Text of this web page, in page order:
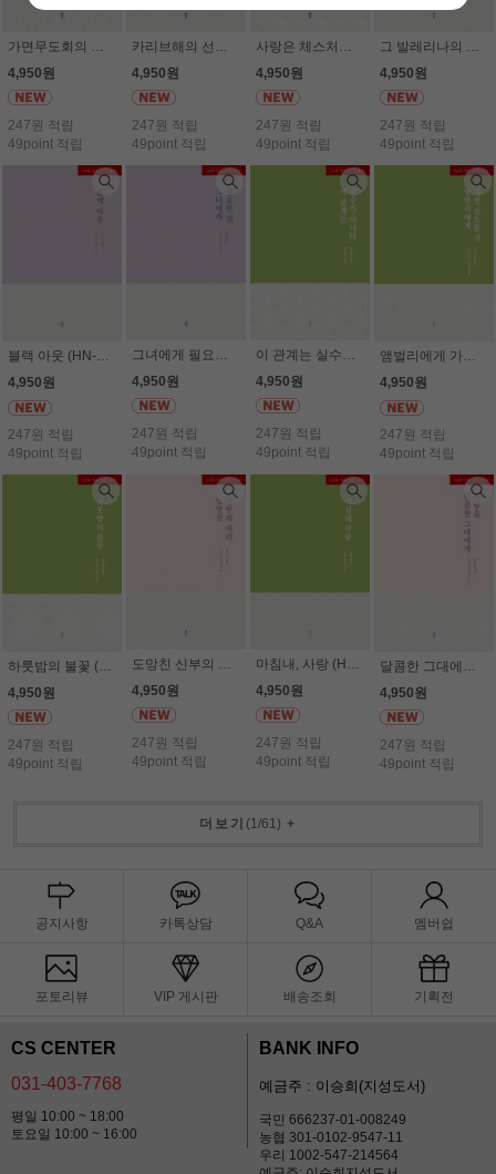
가면무도회의 진실 (HN-255) (19세) - 레이첼 베일리
4,950원
247원 적립
49point 적립
카리브해의 선물 (HN-256) (19세) - 조앤 락
4,950원
247원 적립
49point 적립
사랑은 체스처럼 (HN-254) (19세) - 애니 웨스트
4,950원
247원 적립
49point 적립
그 발레리나의 제안 (HN -248) (19세) - 조앤 락
4,950원
247원 적립
49point 적립
블랙 아웃 (HN-247) (19세) - 리즈 라이언
4,950원
247원 적립
49point 적립
4,950원
247원 적립
49point 적립
4,950원
247원 적립
49point 적립
앰벌리에게 가장 필요한 것 (HN-239) (19세) - 캐서린 가베라
4,950원
247원 적립
49point 적립
4,950원
247원 적립
49point 적립
도망친 신부의 자리(HN-234) (19세)
4,950원
247원 적립
49point 적립
마침내, 사랑 (HN-237) (19세) - 타라 팜미
4,950원
247원 적립
49point 적립
4,950원
247원 적립
49point 적립
더보기 (1/61) +
공지사항 카톡상담 Q&A 멤버쉽
포토리뷰 VIP 게시판 배송조회 기획전
CS CENTER
031-403-7768
평일 10:00 ~ 18:00
토요일 10:00 ~ 16:00
BANK INFO
예금주 : 이승희(지성도서)
국민 666237-01-008249
농협 301-0102-9547-11
우리 1002-547-214564